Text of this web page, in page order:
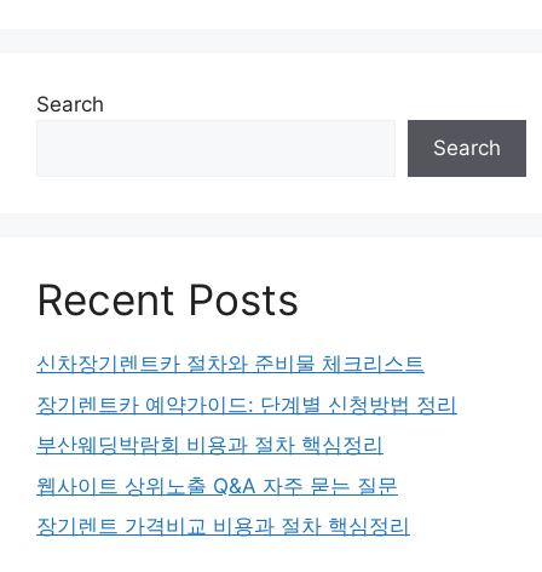
Search
Search
Recent Posts
신차장기렌트카 절차와 준비물 체크리스트
장기렌트카 예약가이드: 단계별 신청방법 정리
부산웨딩박람회 비용과 절차 핵심정리
웹사이트 상위노출 Q&A 자주 묻는 질문
장기렌트 가격비교 비용과 절차 핵심정리